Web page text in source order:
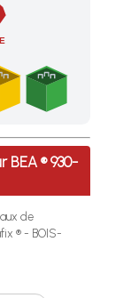
BEA ® 930-
de
® - BOIS-